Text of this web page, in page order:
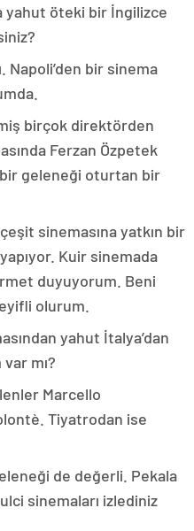
yahut öteki bir İngilizce
Napoli’den bir sinema
birçok direktörden
Ferzan Özpetek
bir geleneği oturtan bir
sinemasına yatkın bir
Kuir sinemada
duyuyorum. Beni
olurum.
yahut İtalya’dan
mı?
Marcello
Tiyatrodan ise
de değerli. Pekala
sinemaları izlediniz